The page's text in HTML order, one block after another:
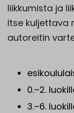
liikkumista ja
Itse kuljettava
autoreitin
0.–2.
3.–6.